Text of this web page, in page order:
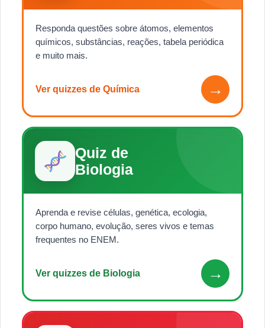
Responda questões sobre átomos, elementos
químicos, substâncias, reações, tabela periódica
e muito mais.
Ver quizzes de Química →
Quiz de
Biologia
Aprenda e revise células, genética, ecologia,
corpo humano, evolução, seres vivos e temas
frequentes no ENEM.
Ver quizzes de Biologia →